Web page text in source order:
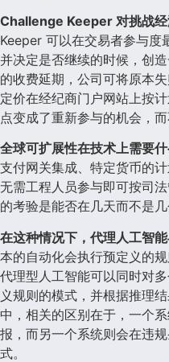
Challenge Keeper 对挑战经
Keeper 可以在交易者参与度
并决定是否继续的时候，创
的收费延期，公司可将原本
定价在经纪商门户网站上按
点变成了重新参与的机会，而
全球可扩展性在技术上需要什
支付网关集成、特定货币的
无需工程人员参与即可按司
的考验是能否在几天而不是
在这种情况下，代理人工智
本的自动化会执行预定义的
代理型人工智能可以同时对
义规则的模式，并根据推理
中，相关的区别在于，一个
报，而另一个系统则会在违
式。